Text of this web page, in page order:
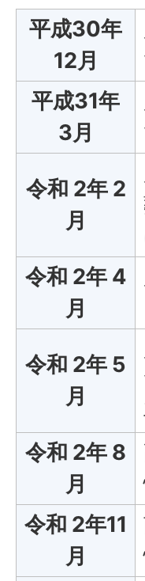
平成30年
12月
平成31年
3月
令和 2年 2
月
令和 2年 4
月
令和 2年 5
月
令和 2年 8
月
令和 2年11
月